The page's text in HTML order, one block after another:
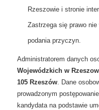
Rzeszowie i stronie
Zastrzega się prawo
podania przyczyn.
Administratorem danych
Wojewódzkich w
105 Rzeszów. Dane
prowadzonym
kandydata na podstawie